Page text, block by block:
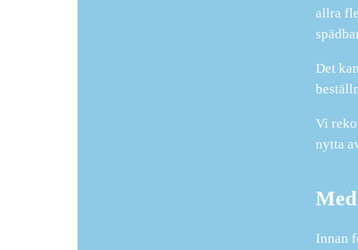
allra
Det
Vi
nytta
Innan